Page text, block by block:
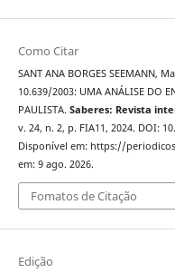
Como Citar
SANT ANA BORGES SEEMANN,
10.639/2003: UMA ANÁLISE DO
PAULISTA. Saberes: Revista
v. 24, n. 2, p. FIA11, 2024. DOI:
Disponível em: https://
em: 9 ago. 2026.
Fomatos de Citação
Edição